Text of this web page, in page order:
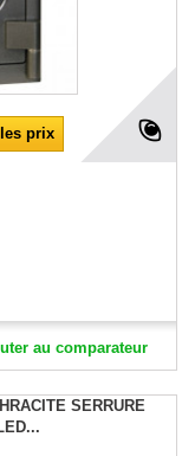
prix
au comparateur
SERRURE